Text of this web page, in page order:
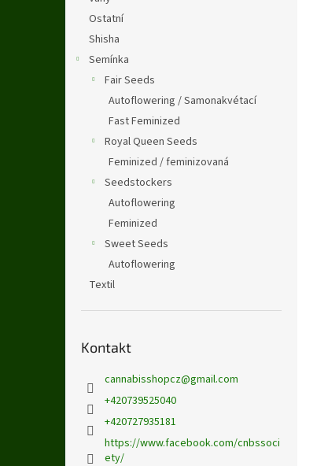
Ostatní
Shisha
Semínka
Fair Seeds
Autoflowering / Samonakvétací
Fast Feminized
Royal Queen Seeds
Feminized / feminizovaná
Seedstockers
Autoflowering
Feminized
Sweet Seeds
Autoflowering
Textil
Kontakt
cannabisshopcz@gmail.com
+420739525040
+420727935181
https://www.facebook.com/cnbssoci
ety/